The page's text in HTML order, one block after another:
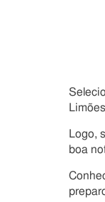
Logo,
boa